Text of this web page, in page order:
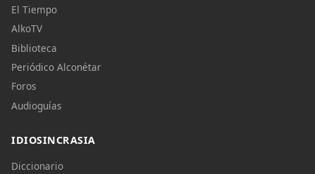
El Tiempo
AlkoTV
Biblioteca
Periódico Alconétar
Foros
Audioguías
IDIOSINCRASIA
Diccionario